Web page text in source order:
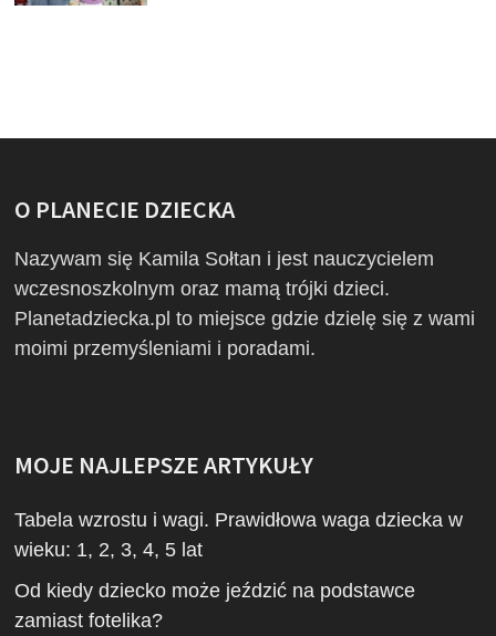
O PLANECIE DZIECKA
Nazywam się Kamila Sołtan i jest nauczycielem
wczesnoszkolnym oraz mamą trójki dzieci.
Planetadziecka.pl to miejsce gdzie dzielę się z wami
moimi przemyśleniami i poradami.
MOJE NAJLEPSZE ARTYKUŁY
Tabela wzrostu i wagi. Prawidłowa waga dziecka w
wieku: 1, 2, 3, 4, 5 lat
Od kiedy dziecko może jeździć na podstawce
zamiast fotelika?